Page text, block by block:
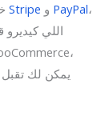
Stripe PayPal،
اللي
يمكن لك